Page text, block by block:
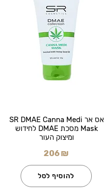
אס אר SR DMAE Canna Medi
Mask מסכת DMAE לחידוש
ומיצוק העור
206 ₪
להוסיף לסל